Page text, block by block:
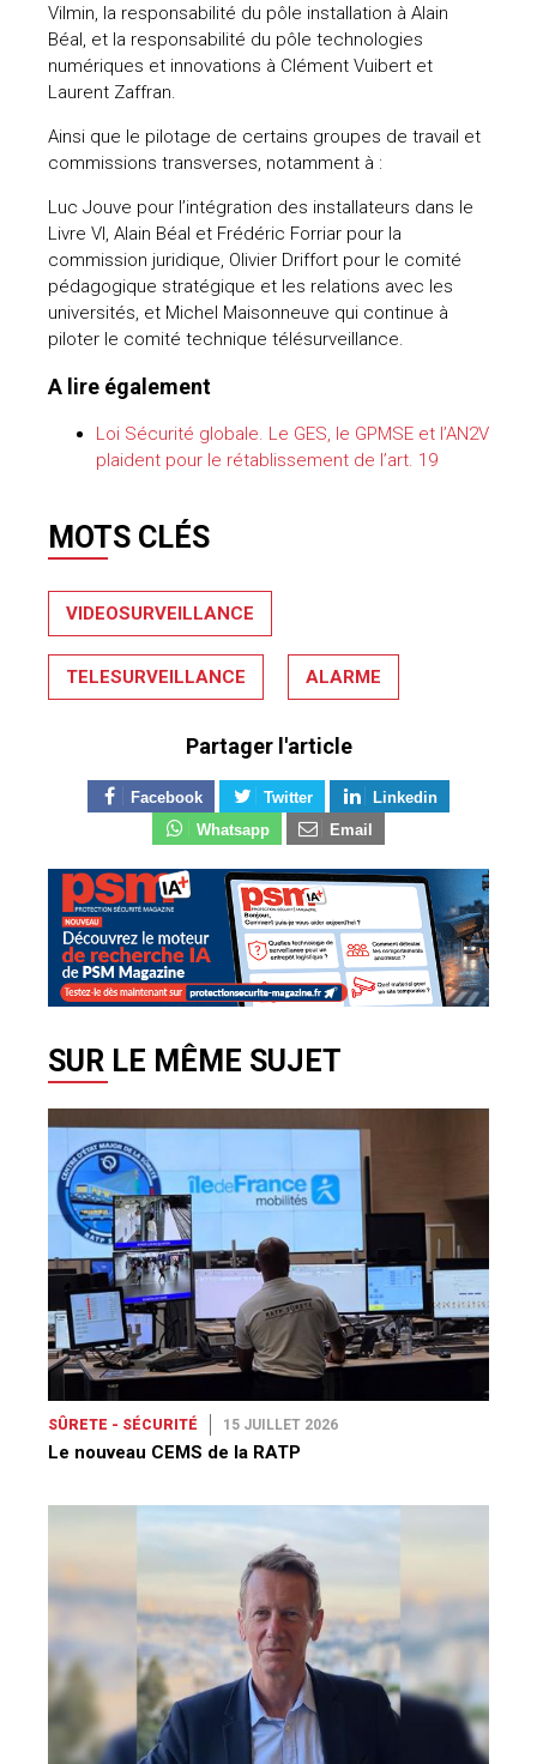
Vilmin, la responsabilité du pôle installation à Alain
Béal, et la responsabilité du pôle technologies
numériques et innovations à Clément Vuibert et
Laurent Zaffran.
Ainsi que le pilotage de certains groupes de travail et
commissions transverses, notamment à :
Luc Jouve pour l’intégration des installateurs dans le
Livre VI, Alain Béal et Frédéric Forriar pour la
commission juridique, Olivier Driffort pour le comité
pédagogique stratégique et les relations avec les
universités, et Michel Maisonneuve qui continue à
piloter le comité technique télésurveillance.
A lire également
Loi Sécurité globale. Le GES, le GPMSE et l’AN2V
plaident pour le rétablissement de l’art. 19
MOTS CLÉS
VIDEOSURVEILLANCE
TELESURVEILLANCE ALARME
Partager l'article
Facebook Twitter
Linkedin
Whatsapp
Email
SUR LE MÊME SUJET
SÛRETE - SÉCURITÉ 15 JUILLET 2026
Le nouveau CEMS de la RATP